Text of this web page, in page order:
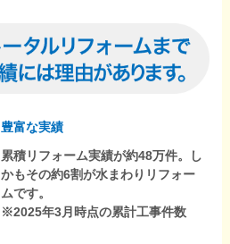
豊富な実績
累積リフォーム実績が約48万件。し
かもその約6割が水まわりリフォー
ムです。
※2025年3月時点の累計工事件数